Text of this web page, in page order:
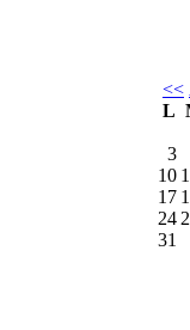
<<
L
3
10
17
24
31